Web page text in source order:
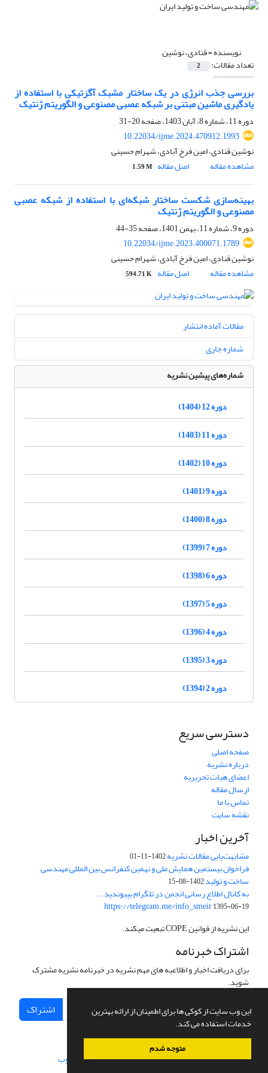
این وب سایت از کوکی ها برای اطمینان از ارائه بهترین
خدمات استفاده می کند.
متوجه شدم
نویسنده =قنادی، نوشین
تعداد مقالات: 2
بررسی جذب انرژی در یک ساختار مشبک آگزتیکی با استفاده از
یادگیری ماشین مبتنی بر شبکه عصبی مصنوعی و الگوریتم ژنتیک
دوره 11، شماره 8، آبان 1403، صفحه
20-31
10.22034/ijme.2024.470912.1993
نوشین قنادی، امین فرخ آبادی، شهرام حسینی
مشاهده مقاله
اصل مقاله 1.59 M
بهینه‌سازی شکست ساختار شبکه‌ای با استفاده از شبکه عصبی
مصنوعی و الگوریتم ژنتیک
دوره 9، شماره 11، بهمن 1401، صفحه
35-44
10.22034/ijme.2023.400071.1789
نوشین قنادی، امین فرخ آبادی، شهرام حسینی
مشاهده مقاله
اصل مقاله 594.71 K
مقالات آماده انتشار
شماره جاری
شماره‌های پیشین نشریه
دوره 12 (1404)
دوره 11 (1403)
دوره 10 (1402)
دوره 9 (1401)
دوره 8 (1400)
دوره 7 (1399)
دوره 6 (1398)
دوره 5 (1397)
دوره 4 (1396)
دوره 3 (1395)
دوره 2 (1394)
دسترسی سریع
صفحه اصلی
درباره نشریه
اعضای هیات تحریریه
ارسال مقاله
تماس با ما
نقشه سایت
آخرین اخبار
مشابهت‌یابی مقالات نشریه1402-11-01
فراخوان بیستمین همایش ملی و نهمین کنفرانس بین المللی مهندسی
ساخت و تولید1402-08-15
به کانال اطلاع رسانی انجمن در تلگرام بپیوندید ...
https://telegram.me/info_smeir1395-06-19
این نشریه از قوانین COPE تبعیت میکند.
اشتراک خبرنامه
برای دریافت اخبار و اطلاعیه های مهم نشریه در خبرنامه نشریه مشترک
شوید.
اشتراک
سامانه مدیریت نشریات علمی.طراحی و پیاده سازی از سیناوب